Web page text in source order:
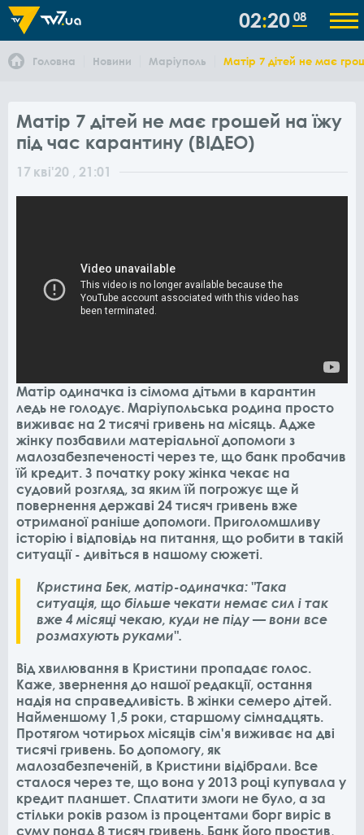
02 20 09
Головна Новини Маріуполь Матір 7 дітей не має
Матір 7 дітей не має грошей на їжу
під час карантину (ВІДЕО)
17 кві'20 , 21:01
Матір одиначка із сімома дітьми в карантин
ледь не голодує. Маріупольська родина просто
виживає на 2 тисячі гривень на місяць. Адже
жінку позбавили матеріальної допомоги з
малозабезпеченості через те, що банк пробачив
їй кредит. З початку року жінка чекає на
судовий розгляд, за яким їй погрожує ще й
повернення державі 24 тисяч гривень вже
отриманої раніше допомоги. Приголомшливу
історію і відповідь на питання, що робити в такій
ситуації - дивіться в нашому сюжеті.
Кристина Бек, матір-одиначка: "Така
ситуація, що більше чекати немає сил і так
вже 4 місяці чекаю, куди не піду — вони все
розмахують руками".
Від хвилювання в Кристини пропадає голос.
Каже, звернення до нашої редакції, остання
надія на справедливість. В жінки семеро дітей.
Найменшому 1,5 роки, старшому сімнадцять.
Протягом чотирьох місяців сім'я виживає на дві
тисячі гривень. Бо допомогу, як
малозабезпеченій, в Кристини відібрали. Все
сталося через те, що вона у 2013 році купувала у
кредит планшет. Сплатити змоги не було, а за
стільки років разом із процентами борг виріс в
суму понад 8 тисяч гривень. Банк його простив,